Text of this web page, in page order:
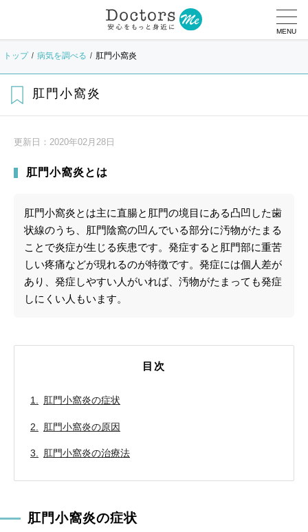
MENU
トップ 病気を調べる 肛門小窩炎
肛門小窩炎
更新日： 2020年02月28日
肛門小窩炎とは
肛門小窩炎とは主に直腸と肛門の境目にある凸凹した歯
状線のうち、肛門陰窩の凹んでいる部分に汚物がたまる
ことで炎症が生じる疾患です。発症すると肛門部に重苦
しい疼痛などが現れるのが特徴です。発症には個人差が
あり、発症しやすい人がいれば、汚物がたまっても発症
しにくい人もいます。
目次
肛門小窩炎の症状
肛門小窩炎の原因
肛門小窩炎の治療法
肛門小窩炎の症状